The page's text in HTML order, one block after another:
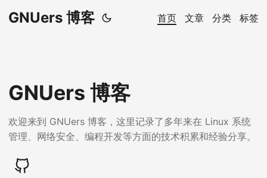
GNUers 博客 首页 文章 分类 标签
GNUers 博客
欢迎来到 GNUers 博客，这里记录了多年来在 Linux 系统
管理、网络安全、编程开发等方面的技术积累和经验分享。